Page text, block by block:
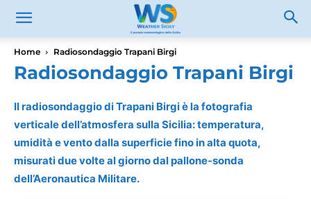
Home Radiosondaggio Trapani Birgi
Radiosondaggio Trapani Birgi
Il radiosondaggio di Trapani Birgi è la fotografia
verticale dell’atmosfera sulla Sicilia: temperatura,
umidità e vento dalla superficie fino in alta quota,
misurati due volte al giorno dal pallone-sonda
dell’Aeronautica Militare.